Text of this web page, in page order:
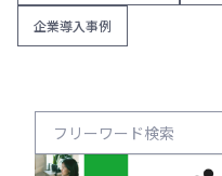
企業導入事例